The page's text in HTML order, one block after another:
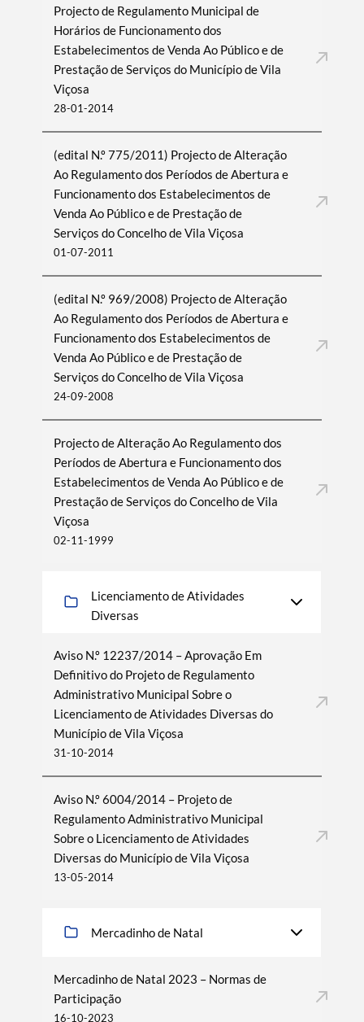
Projecto de Regulamento Municipal de
Horários de Funcionamento dos
Estabelecimentos de Venda Ao Público e de
Prestação de Serviços do Município de Vila
Viçosa
28-01-2014
(edital N.º 775/2011) Projecto de Alteração
Ao Regulamento dos Períodos de Abertura e
Funcionamento dos Estabelecimentos de
Venda Ao Público e de Prestação de
Serviços do Concelho de Vila Viçosa
01-07-2011
(edital N.º 969/2008) Projecto de Alteração
Ao Regulamento dos Períodos de Abertura e
Funcionamento dos Estabelecimentos de
Venda Ao Público e de Prestação de
Serviços do Concelho de Vila Viçosa
24-09-2008
Projecto de Alteração Ao Regulamento dos
Períodos de Abertura e Funcionamento dos
Estabelecimentos de Venda Ao Público e de
Prestação de Serviços do Concelho de Vila
Viçosa
02-11-1999
Licenciamento de Atividades
Diversas
Aviso N.º 12237/2014 – Aprovação Em
Definitivo do Projeto de Regulamento
Administrativo Municipal Sobre o
Licenciamento de Atividades Diversas do
Município de Vila Viçosa
31-10-2014
Aviso N.º 6004/2014 – Projeto de
Regulamento Administrativo Municipal
Sobre o Licenciamento de Atividades
Diversas do Município de Vila Viçosa
13-05-2014
Mercadinho de Natal
Mercadinho de Natal 2023 – Normas de
Participação
16-10-2023